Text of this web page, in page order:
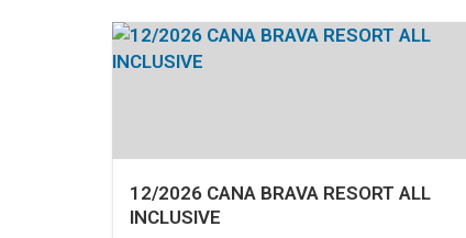
12/2026 CANA BRAVA RESORT ALL
INCLUSIVE